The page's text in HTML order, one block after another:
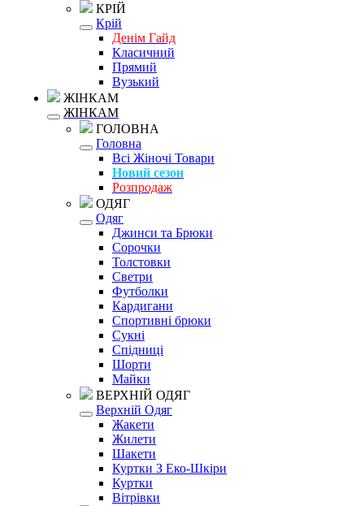
КРІЙ
Крій
Денім Гайд
Класичний
Прямий
Вузький
ЖІНКАМ
ЖІНКАМ
ГОЛОВНА
Головна
Всі Жіночі Товари
Новий сезон
Розпродаж
ОДЯГ
Одяг
Джинси та Брюки
Сорочки
Толстовки
Светри
Футболки
Кардигани
Спортивні брюки
Сукні
Спідниці
Шорти
Майки
ВЕРХНІЙ ОДЯГ
Верхній Одяг
Жакети
Жилети
Шакети
Куртки З Еко-Шкіри
Куртки
Вітрівки